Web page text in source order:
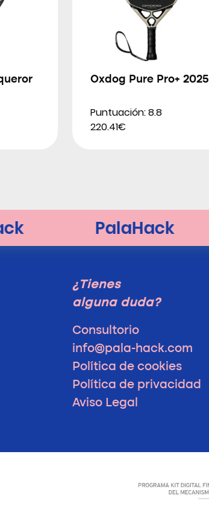
Oxdog Pure Pro+ 2025
Puntuación: 8.8
220.41€
¿Tienes
alguna duda?
Consultorio
info@pala-hack.com
Política de cookies
Política de privacidad
Aviso Legal